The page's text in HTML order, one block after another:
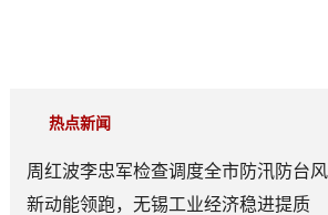
热点新闻
周红波李忠军检查调度全市防汛防台
新动能领跑，无锡工业经济稳进提质